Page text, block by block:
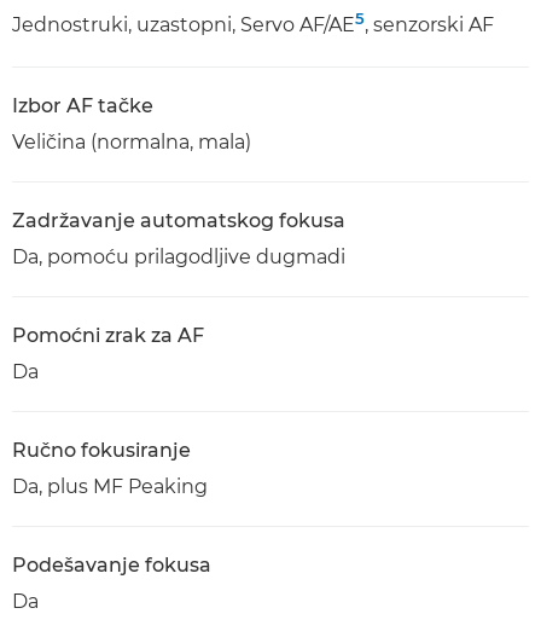
Jednostruki, uzastopni, Servo AF/AE5, senzorski AF
Izbor AF tačke
Veličina (normalna, mala)
Zadržavanje automatskog fokusa
Da, pomoću prilagodljive dugmadi
Pomoćni zrak za AF
Da
Ručno fokusiranje
Da, plus MF Peaking
Podešavanje fokusa
Da